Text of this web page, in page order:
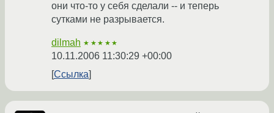
они что-то у себя сделали -- и теперь
сутками не разрывается.
dilmah ★★★★★
10.11.2006 11:30:29 +00:00
Ссылка